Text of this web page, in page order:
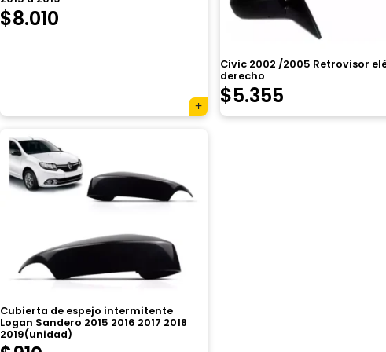
$8.010
Civic 2002 /2005 Retrovisor
derecho
$5.355
Cubierta de espejo intermitente
Logan Sandero 2015 2016 2017 2018
2019(unidad)